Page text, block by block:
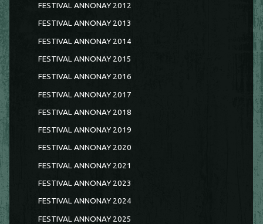
FESTIVAL ANNONAY 2012
FESTIVAL ANNONAY 2013
FESTIVAL ANNONAY 2014
FESTIVAL ANNONAY 2015
FESTIVAL ANNONAY 2016
FESTIVAL ANNONAY 2017
FESTIVAL ANNONAY 2018
FESTIVAL ANNONAY 2019
FESTIVAL ANNONAY 2020
FESTIVAL ANNONAY 2021
FESTIVAL ANNONAY 2023
FESTIVAL ANNONAY 2024
FESTIVAL ANNONAY 2025